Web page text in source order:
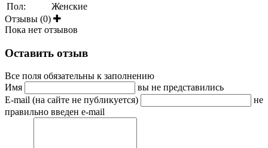
Пол:
Женские
Отзывы (0)
Пока нет отзывов
Оставить отзыв
Все поля обязательны к заполнению
Имя
вы не представились
E-mail (на сайте не публикуется)
не
правильно введен e-mail